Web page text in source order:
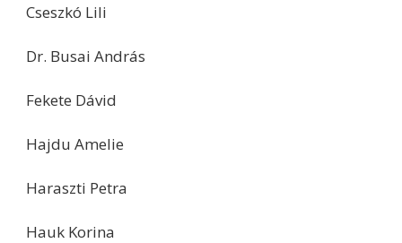
Cseszkó Lili
Dr. Busai András
Fekete Dávid
Hajdu Amelie
Haraszti Petra
Hauk Korina